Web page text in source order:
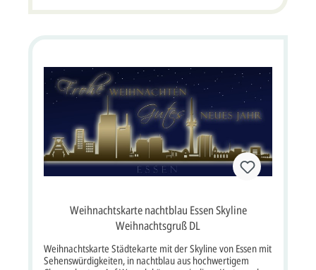
als Druckfarbe für den Text/Namen bei dieser Karte ist
Weihnachtskarte nachtblau Essen Skyline
Weihnachtsgruß DL
Weihnachtskarte Städtekarte mit der Skyline von Essen mit
Sehenswürdigkeiten, in nachtblau aus hochwertigem